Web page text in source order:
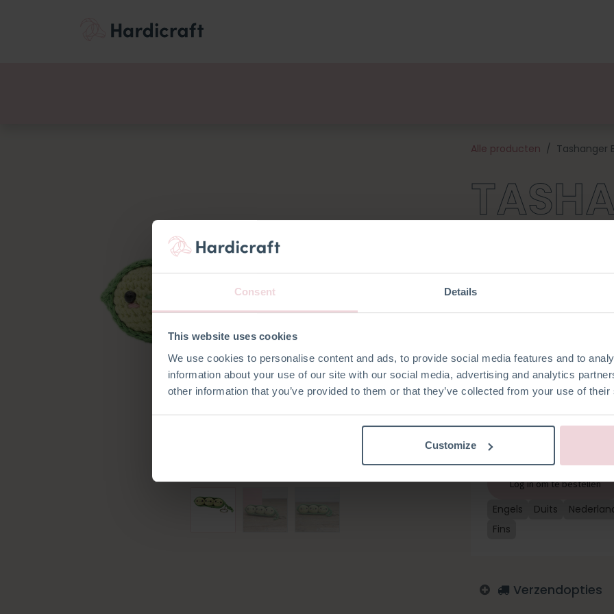
Consent Details
This website uses cookies
We use cookies to personalise content and ads, to provide social media features and to
information about your use of our site with our social media, advertising and analytics
other information that you’ve provided to them or that they’ve collected from your use of
Customize
Alle producten Tashanger
Pimp je tas met deze
sleutelbos heeft er toch één
kwaliteitsgaren van 100%
werk te gaan (excl.
gemaakt met een haaknaald
Tashanger Erwtjes HC-
Log in om te bestellen
Engels Duits
Fins
Verzendopties